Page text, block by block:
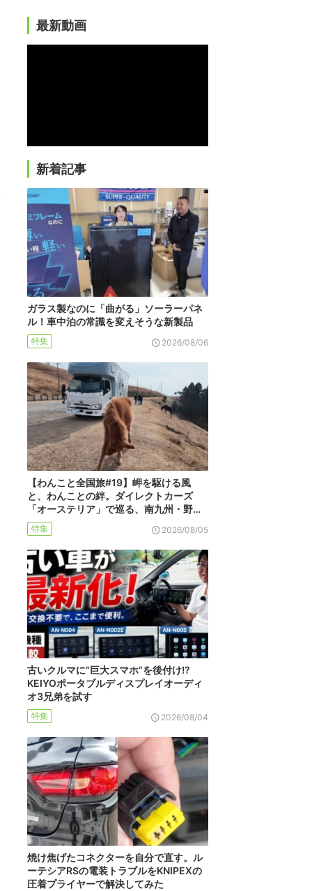
最新動画
新着記事
ガラス製なのに「曲がる」ソーラーパネ
ル！車中泊の常識を変えそうな新製品
特集 2026/08/06
【わんこと全国旅#19】岬を駆ける風
と、わんことの絆。ダイレクトカーズ
「オーステリア」で巡る、南九州・野…
特集 2026/08/05
古いクルマに“巨大スマホ”を後付け!?
KEIYOポータブルディスプレイオーディ
オ3兄弟を試す
特集 2026/08/04
焼け焦げたコネクターを自分で直す。ル
ーテシアRSの電装トラブルをKNIPEXの
圧着プライヤーで解決してみた